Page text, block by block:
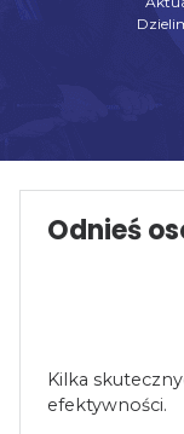
Odnieś
Kilka
efektywności.